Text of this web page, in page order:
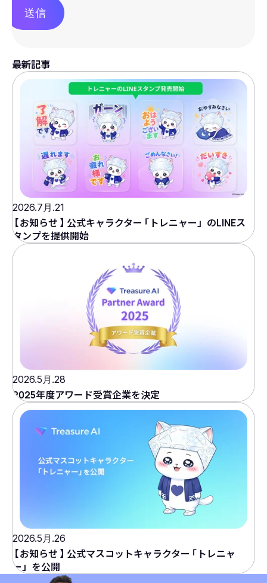
送信
最新記事
2026.7月.21
【お知らせ 】 公式キャラクター 「 トレニャー」のLINEス
タンプを提供開始
2026.5月.28
2025年度アワード受賞企業を決定
2026.5月.26
【お知らせ 】 公式マスコットキャラクター 「 トレニャ
ー」を公開